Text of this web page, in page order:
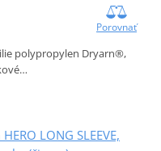
Porovnať
polypropylen Dryarn®,
LONG SLEEVE,